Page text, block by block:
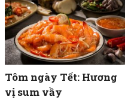
Tôm ngày Tết: Hương
vị sum vầy